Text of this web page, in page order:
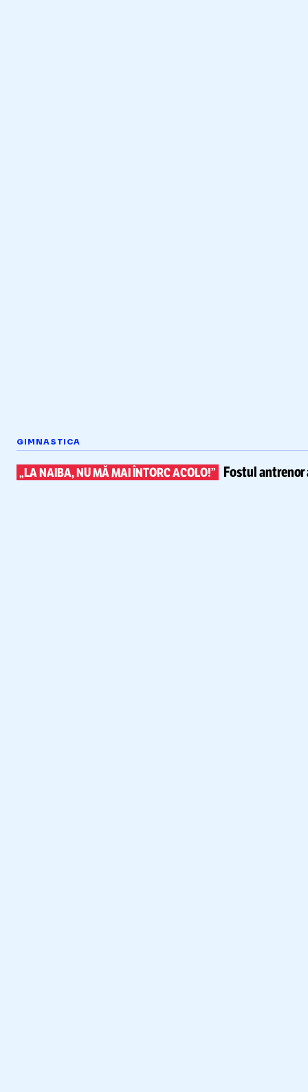
GIMNASTICA
„LA NAIBA, NU MĂ MAI ÎNTORC ACOLO!” Fostul